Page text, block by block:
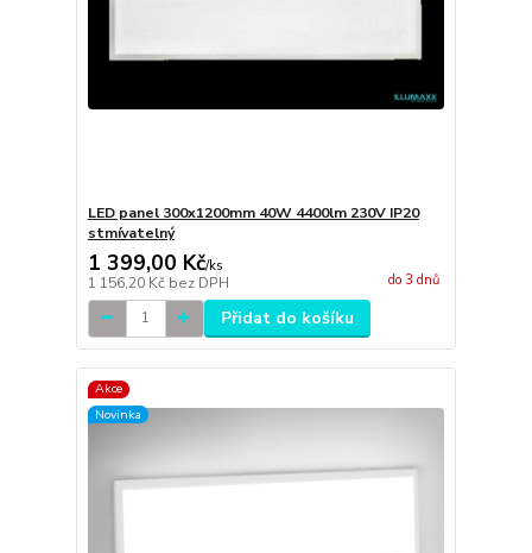
LED panel 300x1200mm 40W 4400lm 230V IP20
stmívatelný
1 399,00 Kč/ks
1 156,20 Kč bez DPH do 3 dnů
Přidat do košíku
Akce
Novinka